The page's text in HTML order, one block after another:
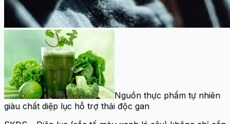
Nguồn thực phẩm tự nhiên
giàu chất diệp lục hỗ trợ thải độc gan